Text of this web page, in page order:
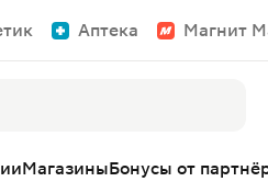
Аптека Магнит
МагазиныБонусы от